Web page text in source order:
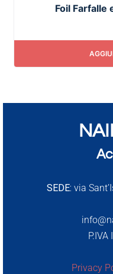
Foil Farfalle
SEDE: via
Privacy